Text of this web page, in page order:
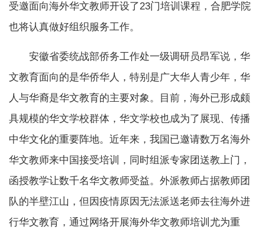
受邀面向海外华文教师开设了23门培训课程，合肥学院
也将认真做好组织服务工作。
安徽省委统战部侨务工作处一级调研员昂军说，华
文教育面向的是华侨华人，特别是广大华人青少年，华
人与华裔是华文教育的主要对象。目前，海外已形成颇
具规模的华文学校群体，华文学校也成为了展现、传播
中华文化的重要阵地。近年来，我国已邀请数万名海外
华文教师来中国接受培训，同时组派专家团送教上门，
函授教学让数千名华文教师受益。外派教师占据教师团
队的半壁江山，但因疫情原因无法派送老师去往海外进
行华文教育，通过网络开展海外华文教师培训尤为重